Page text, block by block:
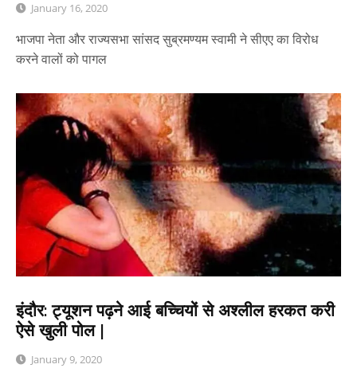
January 16, 2020
भाजपा नेता और राज्यसभा सांसद सुब्रमण्यम स्वामी ने सीएए का विरोध
करने वालों को पागल
इंदौर: ट्यूशन पढ़ने आई बच्चियों से अश्लील हरकत करी
ऐसे खुली पोल |
January 9, 2020